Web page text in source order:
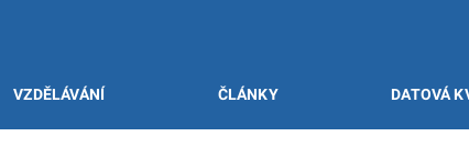
VZDĚLÁVÁNÍ ČLÁNKY DATOVÁ